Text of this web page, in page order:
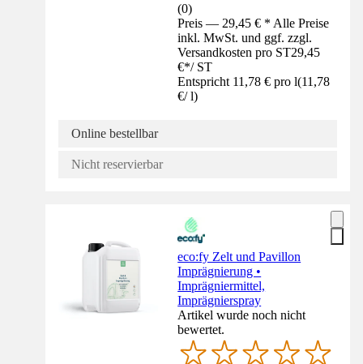
(0)
Preis — 29,45 € * Alle Preise
inkl. MwSt. und ggf. zzgl.
Versandkosten pro ST29,45
€*/ ST
Entspricht 11,78 € pro l(11,78
€/ l)
Online bestellbar
Nicht reservierbar
eco:fy Zelt und Pavillon
Imprägnierung •
Imprägniermittel,
Imprägnierspray
Artikel wurde noch nicht
bewertet.